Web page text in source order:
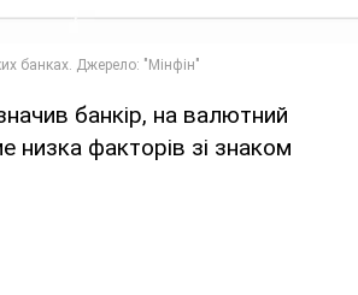
банкір, на валютний
низка факторів зі знаком